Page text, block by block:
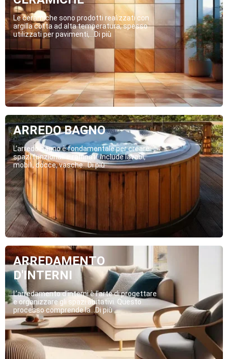
Le ceramiche sono prodotti realizzati con
argilla cotta ad alta temperatura, spesso
utilizzati per pavimenti,...Di più
ARREDO BAGNO
L’arredo bagno è fondamentale per creare
spazi funzionali e raffinati. Include lavabi,
mobili, docce, vasche...Di più
ARREDAMENTO
D'INTERNI
L’arredamento d’interni è l’arte di progettare
e organizzare gli spazi abitativi. Questo
processo comprende la...Di più